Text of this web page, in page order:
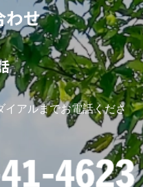
わせ
イアルまでお電話くださ